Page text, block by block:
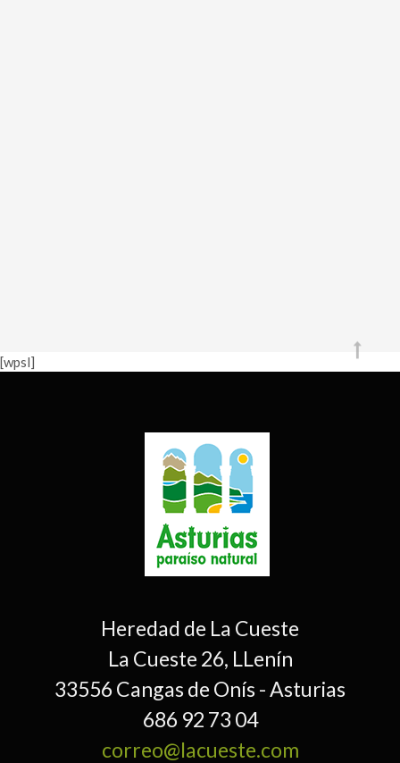
[wpsl]
Heredad de La Cueste
La Cueste 26, LLenín
33556 Cangas de Onís - Asturias
686 92 73 04
correo@lacueste.com